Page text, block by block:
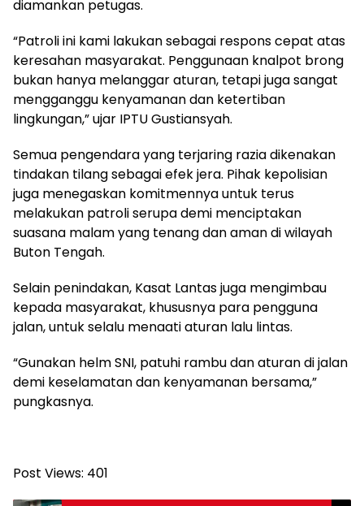
diamankan petugas.
“Patroli ini kami lakukan sebagai respons cepat atas
keresahan masyarakat. Penggunaan knalpot brong
bukan hanya melanggar aturan, tetapi juga sangat
mengganggu kenyamanan dan ketertiban
lingkungan,” ujar IPTU Gustiansyah.
Semua pengendara yang terjaring razia dikenakan
tindakan tilang sebagai efek jera. Pihak kepolisian
juga menegaskan komitmennya untuk terus
melakukan patroli serupa demi menciptakan
suasana malam yang tenang dan aman di wilayah
Buton Tengah.
Selain penindakan, Kasat Lantas juga mengimbau
kepada masyarakat, khususnya para pengguna
jalan, untuk selalu menaati aturan lalu lintas.
“Gunakan helm SNI, patuhi rambu dan aturan di jalan
demi keselamatan dan kenyamanan bersama,”
pungkasnya.
Post Views: 401